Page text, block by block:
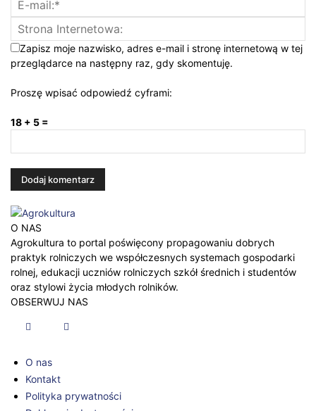
Zapisz moje nazwisko, adres e-mail i stronę internetową w tej
przeglądarce na następny raz, gdy skomentuję.
Proszę wpisać odpowiedź cyframi:
18 + 5 =
O NAS
Agrokultura to portal poświęcony propagowaniu dobrych
praktyk rolniczych we współczesnych systemach gospodarki
rolnej, edukacji uczniów rolniczych szkół średnich i studentów
oraz stylowi życia młodych rolników.
OBSERWUJ NAS
O nas
Kontakt
Polityka prywatności